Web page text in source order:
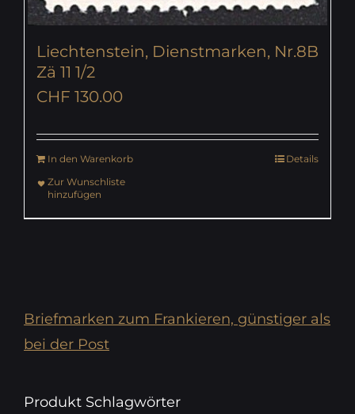
Liechtenstein, Dienstmarken, Nr.8B
Zä 11 1/2
CHF 130.00
In den Warenkorb
Details
Zur Wunschliste
hinzufügen
Briefmarken zum Frankieren, günstiger als
bei der Post
Produkt Schlagwörter